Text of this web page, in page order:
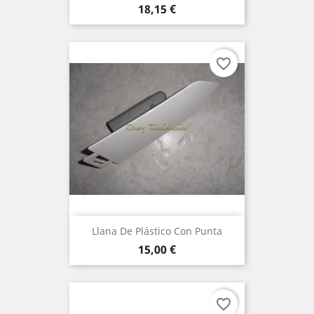
Precio
18,15 €
Llana De Plástico Con Punta
Precio
15,00 €
favorite_border
favorite_border